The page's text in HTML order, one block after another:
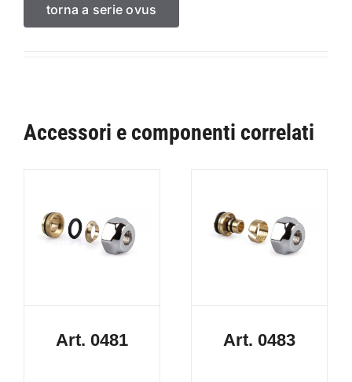
torna a serie ovus
Accessori e componenti correlati
Art. 0481 Art. 0483